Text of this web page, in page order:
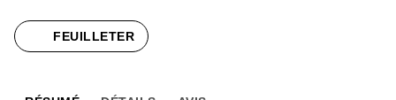
FEUILLETER